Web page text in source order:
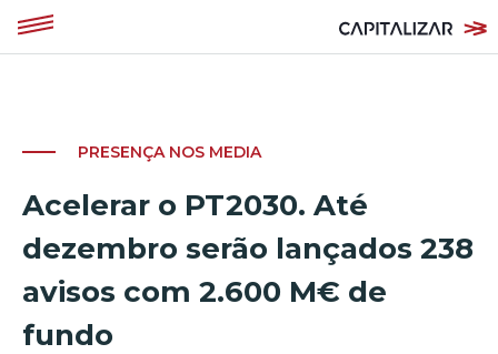
PRESENÇA NOS MEDIA
Acelerar o PT2030. Até
dezembro serão lançados 238
avisos com 2.600 M€ de
fundo